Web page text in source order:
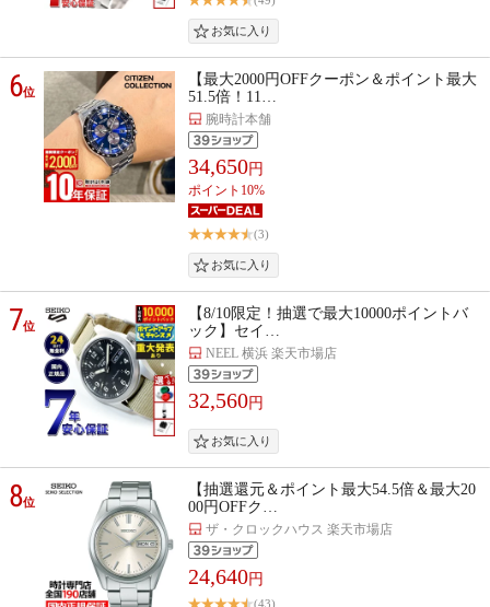
6位
【最大2000円OFFクーポン＆ポイント最大
51.5倍！11…
腕時計本舗
34,650円
ポイント10%
(3)
7位
【8/10限定！抽選で最大10000ポイントバ
ック】セイ…
NEEL 横浜 楽天市場店
32,560円
8位
【抽選還元＆ポイント最大54.5倍＆最大20
00円OFFク…
ザ・クロックハウス 楽天市場店
24,640円
(43)